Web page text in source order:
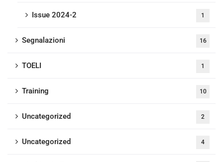
Issue 2024-2 1
Segnalazioni 16
TOELI 1
Training 10
Uncategorized 2
Uncategorized 4